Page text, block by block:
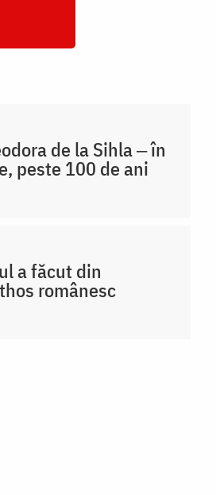
de la Sihla ‒ în
peste 100 de ani
a făcut din
românesc